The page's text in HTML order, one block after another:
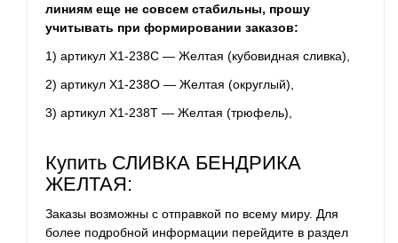
линиям еще не совсем стабильны, прошу
учитывать при формировании заказов:
1) артикул Х1-238С — Желтая (кубовидная сливка),
2) артикул Х1-238О — Желтая (округлый),
3) артикул Х1-238Т — Желтая (трюфель),
Купить СЛИВКА БЕНДРИКА
ЖЕЛТАЯ:
Заказы возможны с отправкой по всему миру. Для
более подробной информации перейдите в раздел